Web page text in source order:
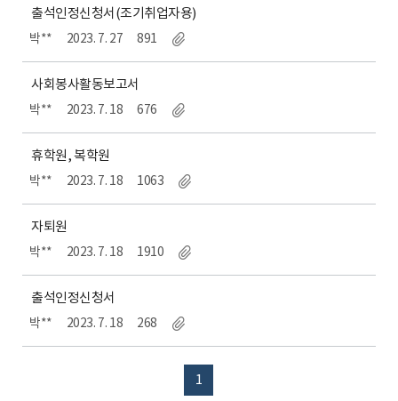
출석인정신청서(조기취업자용)
박** 2023. 7. 27 891
사회봉사활동보고서
박** 2023. 7. 18 676
휴학원, 복학원
박** 2023. 7. 18 1063
자퇴원
박** 2023. 7. 18 1910
출석인정신청서
박** 2023. 7. 18 268
1